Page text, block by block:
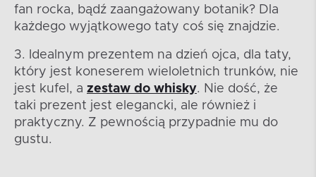
fan rocka, bądź zaangażowany botanik? Dla
każdego wyjątkowego taty coś się znajdzie.
3. Idealnym prezentem na dzień ojca, dla taty,
który jest koneserem wieloletnich trunków, nie
jest kufel, a zestaw do whisky. Nie dość, że
taki prezent jest elegancki, ale również i
praktyczny. Z pewnością przypadnie mu do
gustu.